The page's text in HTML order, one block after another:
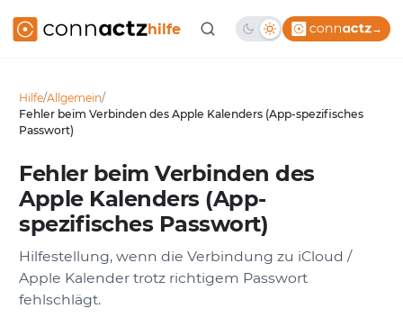
hilfe →
Hilfe/Allgemein/
Fehler beim Verbinden des Apple Kalenders (App-spezifisches
Passwort)
Fehler beim Verbinden des
Apple Kalenders (App-
spezifisches Passwort)
Hilfestellung, wenn die Verbindung zu iCloud /
Apple Kalender trotz richtigem Passwort
fehlschlägt.